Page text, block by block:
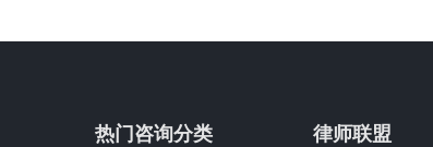
热门咨询分类 律师联盟